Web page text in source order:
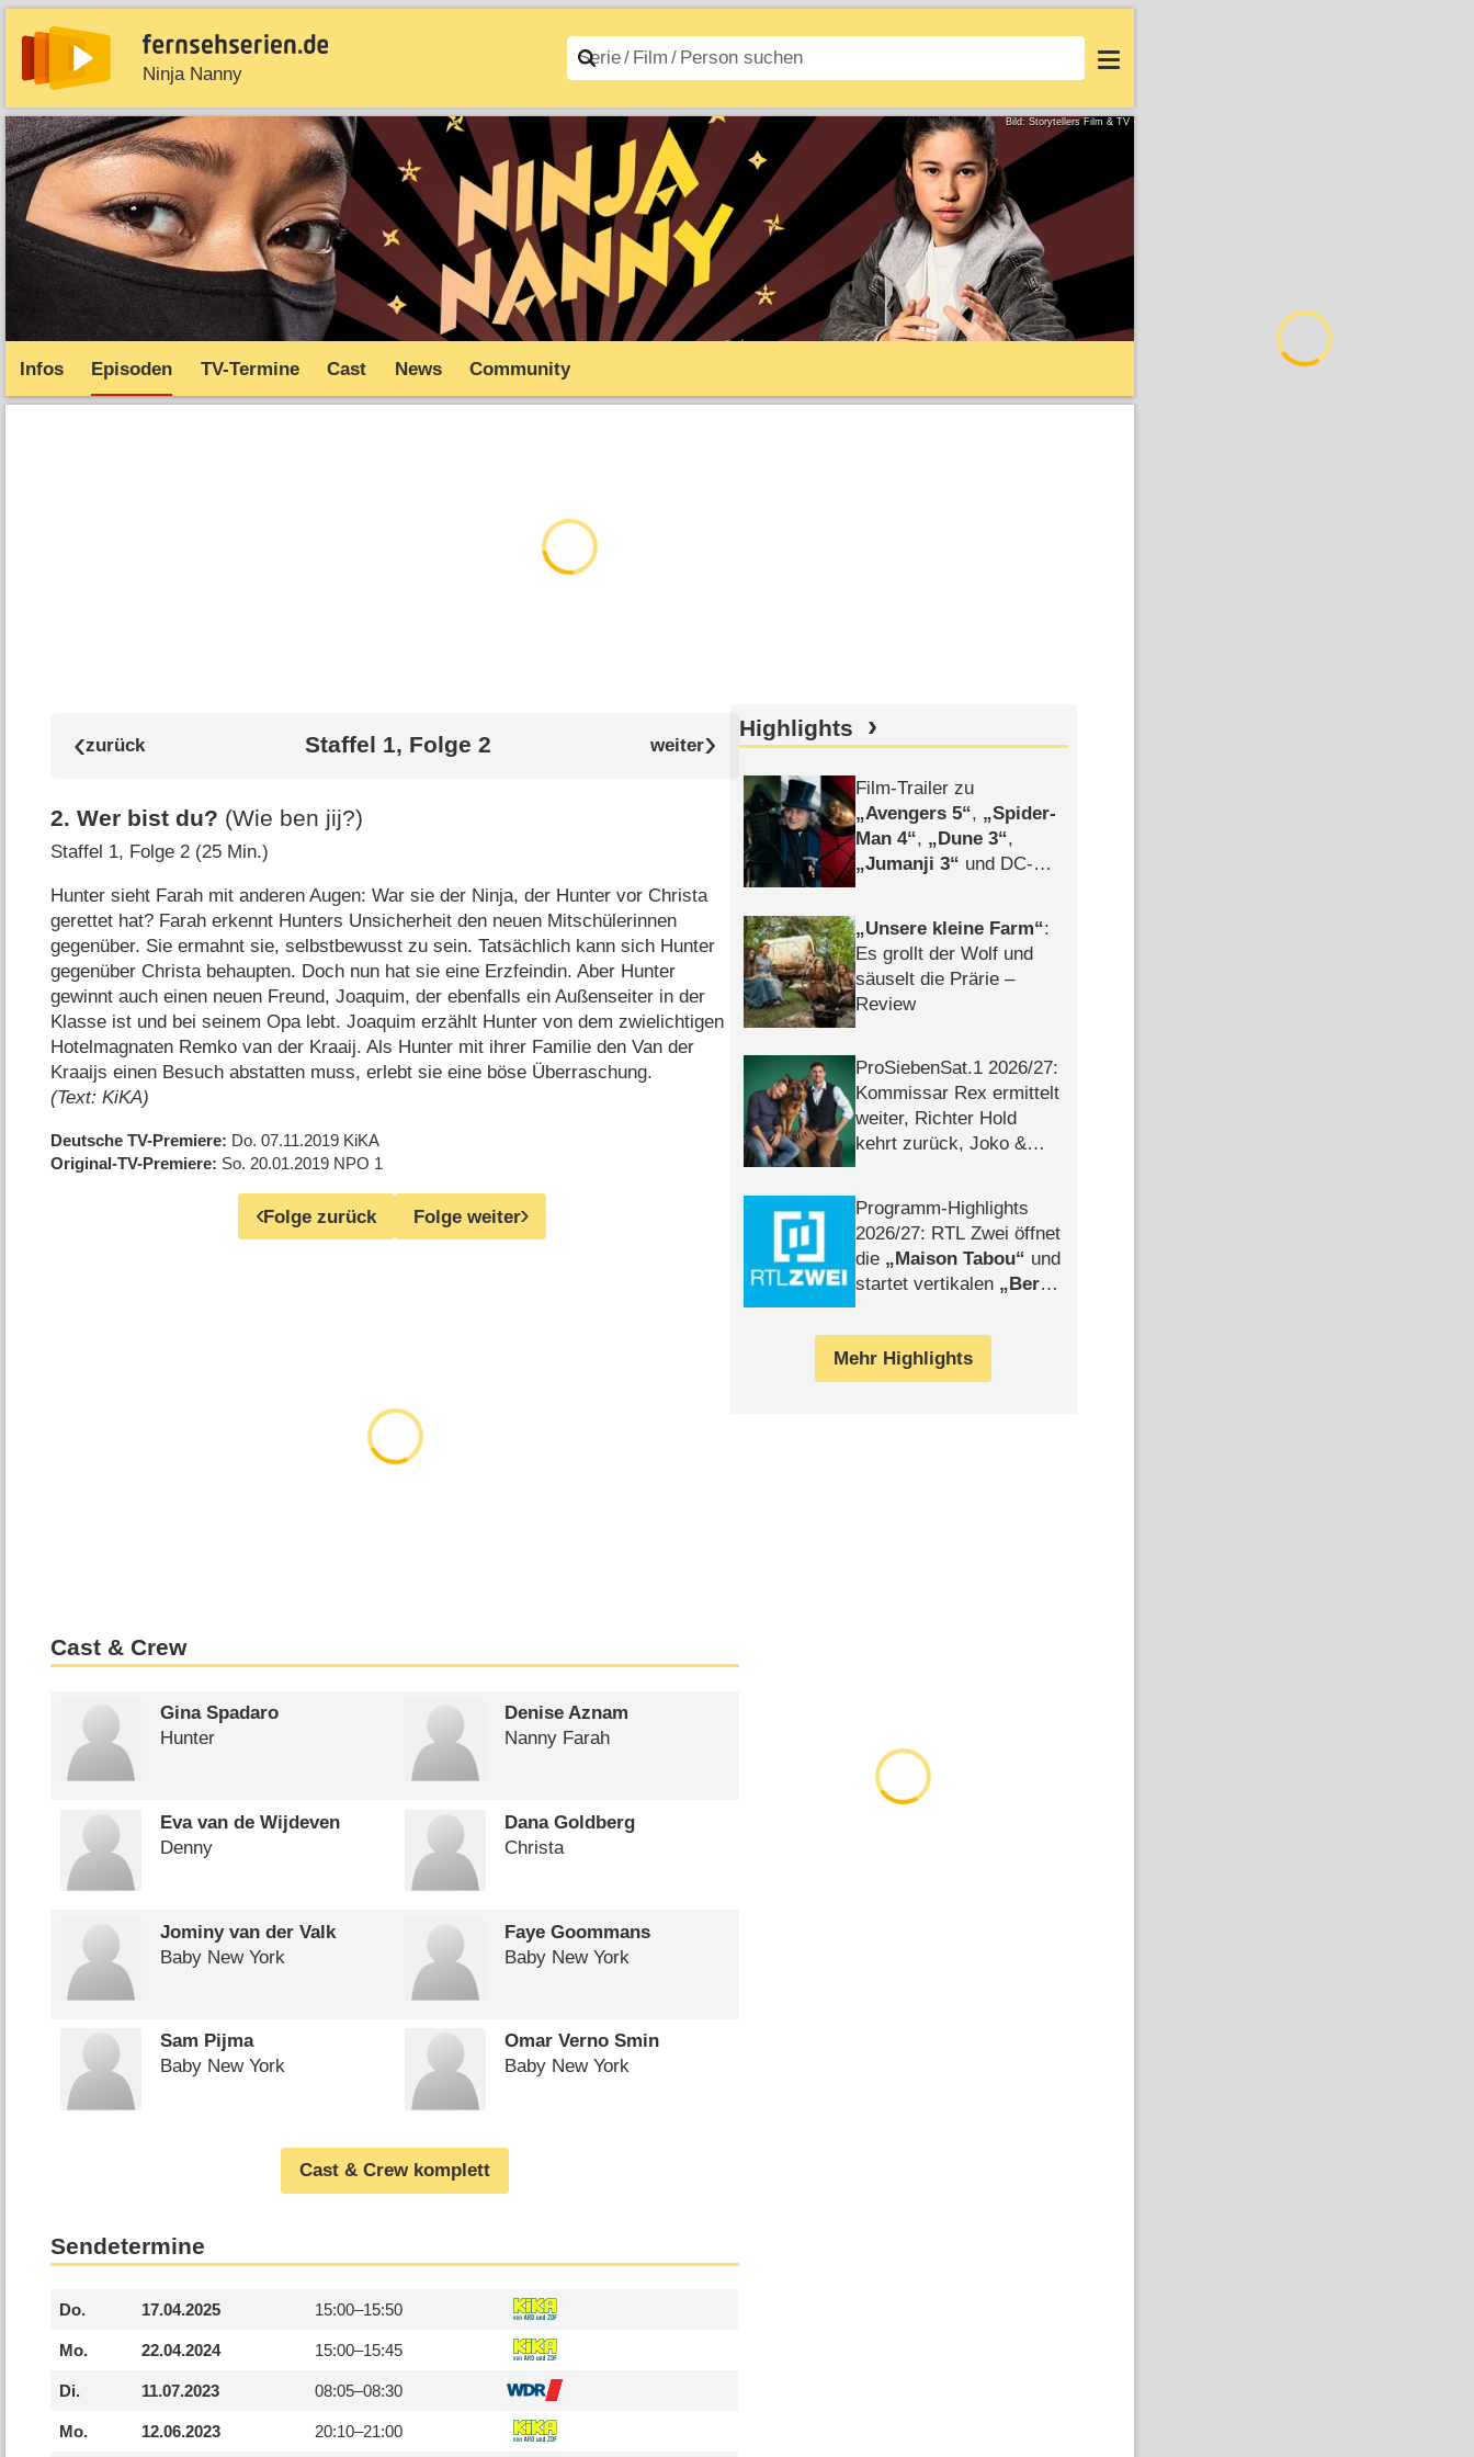
Ninja Nanny
News Entdecken Streaming Filme A–Z Login
Bild: Storytellers Film & TV
Infos Episoden TV-Termine Cast News Community
Staffel 1, Folge 2
2.Wer bist du? (Wie ben jij?)
Staffel 1, Folge 2 (25 Min.)
Hunter sieht Farah mit anderen Augen: War sie der Ninja, der Hunter vor Christa
gerettet hat? Farah erkennt Hunters Unsicherheit den neuen Mitschülerinnen
gegenüber. Sie ermahnt sie, selbstbewusst zu sein. Tatsächlich kann sich Hunter
gegenüber Christa behaupten. Doch nun hat sie eine Erzfeindin. Aber Hunter
gewinnt auch einen neuen Freund, Joaquim, der ebenfalls ein Außenseiter in der
Klasse ist und bei seinem Opa lebt. Joaquim erzählt Hunter von dem zwielichtigen
Hotelmagnaten Remko van der Kraaij. Als Hunter mit ihrer Familie den Van der
Kraaijs einen Besuch abstatten muss, erlebt sie eine böse Überraschung.
(Text: KiKA)
Deutsche TV-Premiere Do. 07.11.2019 KiKA
Original-TV-Premiere So. 20.01.2019 NPO 1
Folge zurück Folge weiter
Cast & Crew
Gina Spadaro
Hunter
Denise Aznam
Nanny Farah
Eva van de Wijdeven
Denny
Dana Goldberg
Christa
Jominy van der Valk
Baby New York
Faye Goommans
Baby New York
Sam Pijma
Baby New York
Omar Verno Smin
Baby New York
Cast & Crew komplett
Sendetermine
Do. 17.04.2025 15:00–15:50
Mo. 22.04.2024 15:00–15:45
Di. 11.07.2023 08:05–08:30
Mo. 12.06.2023 20:10–21:00
Highlights
Film-Trailer zu
Avengers 5 ,
Spider-
Man 4 , Dune 3 ,
Jumanji 3
und DC-
Unsere kleine Farm :
Es grollt der Wolf und
säuselt die Prärie –
Review
ProSiebenSat.1 2026/​27:
Kommissar Rex ermittelt
weiter, Richter Hold
kehrt zurück, Joko &
Programm-Highlights
2026/​27: RTL Zwei öffnet
die
Maison Tabou
und
startet vertikalen
Berlin
Mehr Highlights